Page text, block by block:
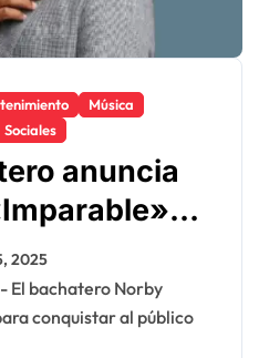
Música
Sociales
anuncia
2025
conquistar al público